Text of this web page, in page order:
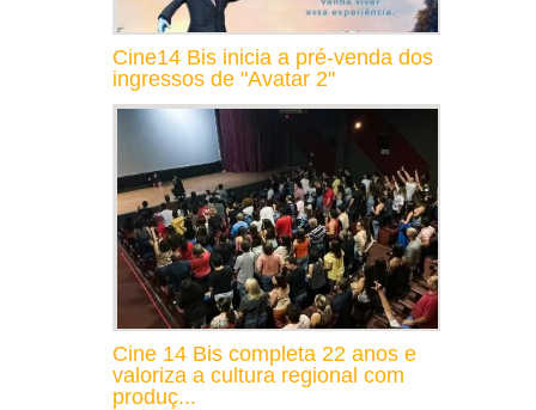
Cine14 Bis inicia a pré-venda dos
ingressos de "Avatar 2"
Cine 14 Bis completa 22 anos e
valoriza a cultura regional com
produç...